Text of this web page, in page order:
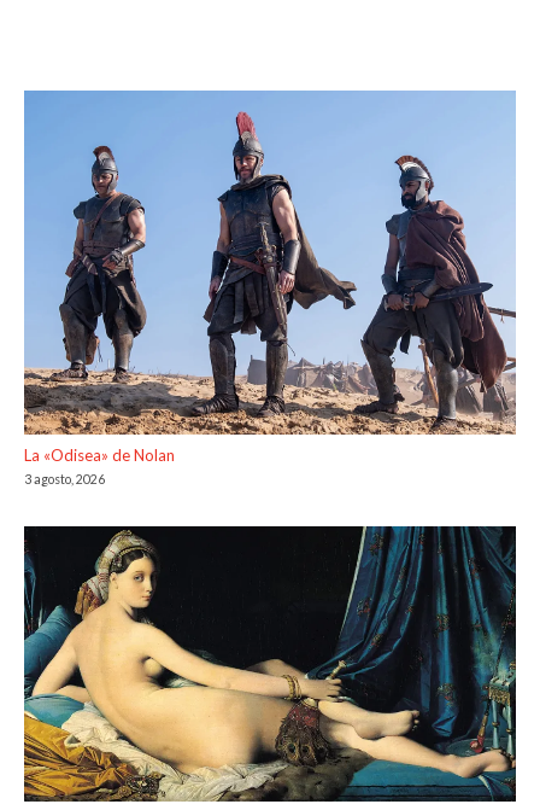
La «Odisea» de Nolan
3 agosto, 2026